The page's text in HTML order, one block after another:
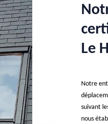
Le
Notre
suivant
nous